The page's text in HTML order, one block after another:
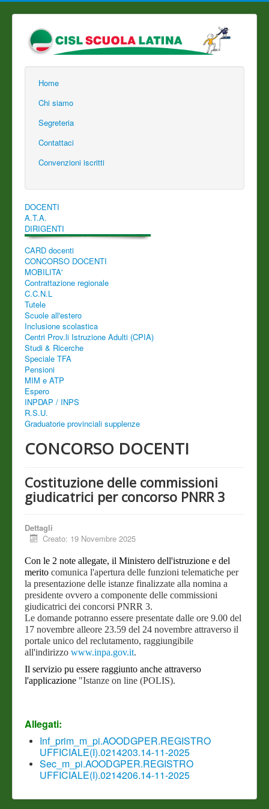
Home
Chi siamo
Segreteria
Contattaci
Convenzioni iscritti
DOCENTI
A.T.A.
DIRIGENTI
CARD docenti
CONCORSO DOCENTI
MOBILITA'
Contrattazione regionale
C.C.N.L
Tutele
Scuole all'estero
Inclusione scolastica
Centri Prov.li Istruzione Adulti (CPIA)
Studi & Ricerche
Speciale TFA
Pensioni
MIM e ATP
Espero
INPDAP / INPS
R.S.U.
Graduatorie provinciali supplenze
CONCORSO DOCENTI
Costituzione delle commissioni
giudicatrici per concorso PNRR 3
Dettagli
Creato: 19 Novembre 2025
Con le 2 note allegate, il Ministero dell'istruzione e del
merito comunica l'apertura delle funzioni telematiche per
la presentazione delle istanze finalizzate alla nomina a
presidente ovvero a componente delle commissioni
giudicatrici dei concorsi PNRR 3.
Le domande potranno essere presentate dalle ore 9.00 del
17 novembre alleore 23.59 del 24 novembre attraverso il
portale unico del reclutamento, raggiungibile
all'indirizzo www.inpa.gov.it.
Il servizio pu essere raggiunto anche attraverso
l'applicazione "Istanze on line (POLIS).
Allegati:
Inf_prim_m_pi.AOODGPER.REGISTRO
UFFICIALE(I).0214203.14-11-2025
Sec_m_pi.AOODGPER.REGISTRO
UFFICIALE(I).0214206.14-11-2025